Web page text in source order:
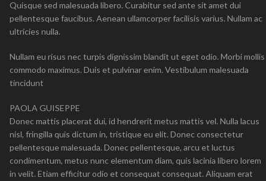
Quisque sed malesuada libero. Curabitur sed ante sit amet dui
pellentesque faucibus. Aenean ullamcorper facilisis varius. Nullam ac
ultricies nulla.
Nullam eu risus nec turpis dignissim blandit ut eget odio. Morbi mollis
commodo maximus. Duis et pulvinar enim. Vestibulum malesuada
tincidunt
PAOLA GUISEPPE
Donec mattis placerat dui, id hendrerit metus mattis vel. Nulla lacus
nisl, fringilla quis dictum in, tristique eu elit. Donec consectetur
pellentesque malesuada. Donec pellentesque, arcu et luctus
condimentum, metus nunc elementum diam, quis lacinia libero lorem
in velit. Etiam efficitur odio et consequat consequat. Aliquam erat